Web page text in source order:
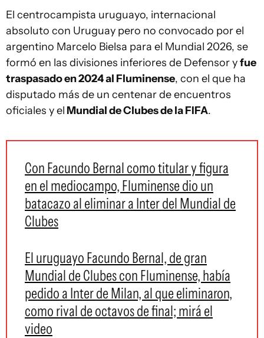
El centrocampista uruguayo, internacional
absoluto con Uruguay pero no convocado por el
argentino Marcelo Bielsa para el Mundial 2026, se
formó en las divisiones inferiores de Defensor yfue
traspasado en 2024 al Fluminense, con el que ha
disputado más de un centenar de encuentros
oficiales y el Mundial de Clubes de la FIFA.
Con Facundo Bernal como titular y figura
en el mediocampo, Fluminense dio un
batacazo al eliminar a Inter del Mundial de
Clubes
El uruguayo Facundo Bernal, de gran
Mundial de Clubes con Fluminense, había
pedido a Inter de Milan, al que eliminaron,
como rival de octavos de final; mirá el
video